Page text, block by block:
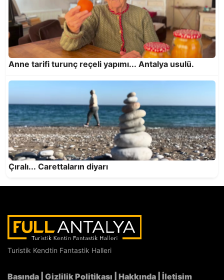
Anne tarifi turunç reçeli yapımı... Antalya usulü.
Çıralı... Carettaların diyarı
Turistik Kendtin Fantastik Halleri
Basında Gizlilik Politikası Hakkında İletişim